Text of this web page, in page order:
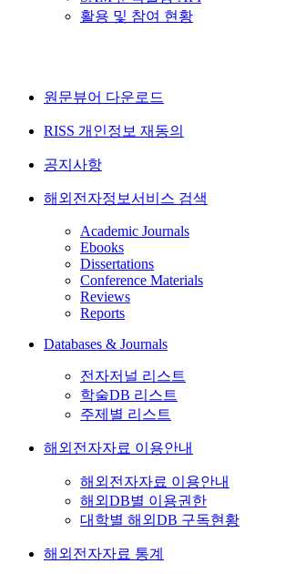
활용 및 참여 현황
원문뷰어 다운로드
RISS 개인정보 재동의
공지사항
해외전자정보서비스 검색
Academic Journals
Ebooks
Dissertations
Conference Materials
Reviews
Reports
Databases & Journals
전자저널 리스트
학술DB 리스트
주제별 리스트
해외전자자료 이용안내
해외전자자료 이용안내
해외DB별 이용권한
대학별 해외DB 구독현황
해외전자자료 통계